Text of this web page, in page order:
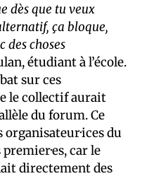
dès que tu veux
ça bloque,
des choses
étudiant à l’école.
sur ces
le collectif aurait
du forum. Ce
du
car le
directement des